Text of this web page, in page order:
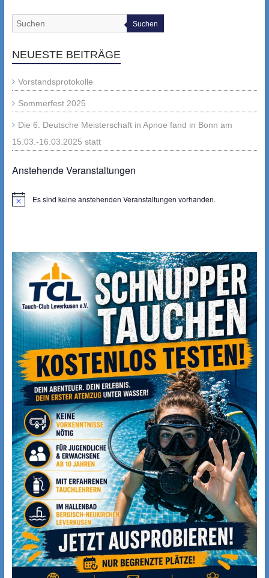
Suchen
NEUESTE BEITRÄGE
Vorstandsprotokolle
Sommerfest 2025
Die 6. Deutsche Meisterschaft in Apnoe fand in Bonn am
15.03.-16.03.2025 statt
Anstehende Veranstaltungen
HinweisEs sind keine anstehenden Veranstaltungen vorhanden.